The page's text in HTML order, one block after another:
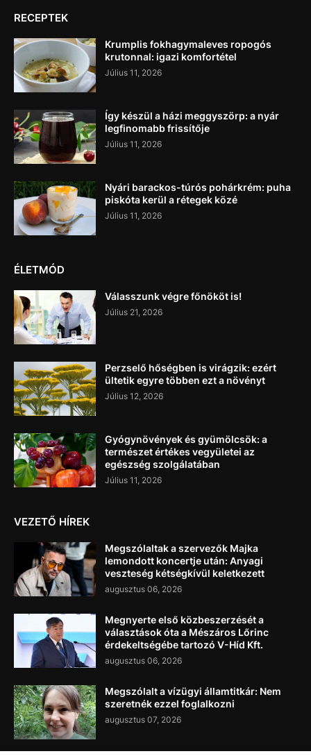
RECEPTEK
Krumplis fokhagymaleves ropogós
krutonnal: igazi komfortétel
Július 11, 2026
Így készül a házi meggyszörp: a nyár
legfinomabb frissítője
Július 11, 2026
Nyári barackos-túrós pohárkrém: puha
piskóta kerül a rétegek közé
Július 11, 2026
ÉLETMÓD
Válasszunk végre főnököt is!
Július 21, 2026
Perzselő hőségben is virágzik: ezért
ültetik egyre többen ezt a növényt
Július 12, 2026
Gyógynövények és gyümölcsök: a
természet értékes vegyületei az
egészség szolgálatában
Július 11, 2026
VEZETŐ HÍREK
Megszólaltak a szervezők Majka
lemondott koncertje után: Anyagi
veszteség kétségkívül keletkezett
augusztus 06, 2026
Megnyerte első közbeszerzését a
választások óta a Mészáros Lőrinc
érdekeltségébe tartozó V-Híd Kft.
augusztus 06, 2026
Megszólalt a vízügyi államtitkár: Nem
szeretnék ezzel foglalkozni
augusztus 07, 2026